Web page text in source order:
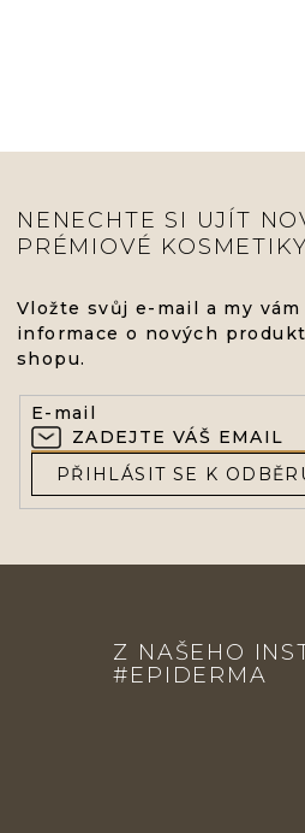
NENECHTE SI UJÍT
PRÉMIOVÉ KOSMETIKY
Vložte svůj e-mail a my
informace o nových
shopu.
E-mail
PŘIHLÁSIT SE K
Z NAŠEHO
#EPIDERMA